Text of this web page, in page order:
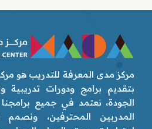
مركز مدى المعرفة للتدريب هو
بتقديم برامج ودورات تدريبية
الجودة، نعتمد في جميع
المدربين المحترفين، ونصمم